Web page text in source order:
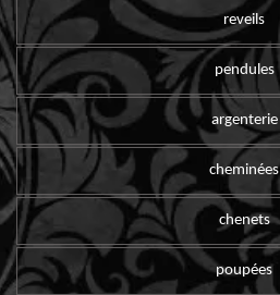
reveils
pendules
argenterie
cheminées
chenets
poupées